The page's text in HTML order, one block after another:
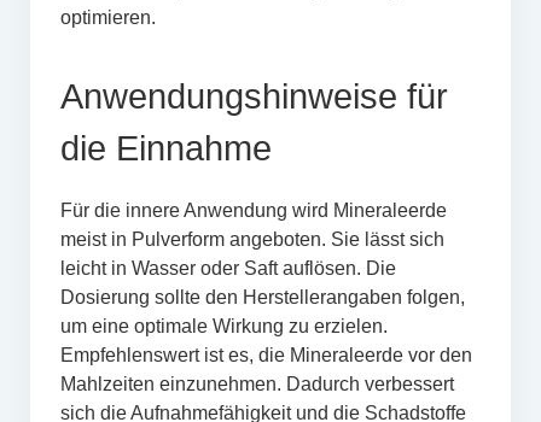
optimieren.
Anwendungshinweise für
die Einnahme
Für die innere Anwendung wird Mineraleerde
meist in Pulverform angeboten. Sie lässt sich
leicht in Wasser oder Saft auflösen. Die
Dosierung sollte den Herstellerangaben folgen,
um eine optimale Wirkung zu erzielen.
Empfehlenswert ist es, die Mineraleerde vor den
Mahlzeiten einzunehmen. Dadurch verbessert
sich die Aufnahmefähigkeit und die Schadstoffe